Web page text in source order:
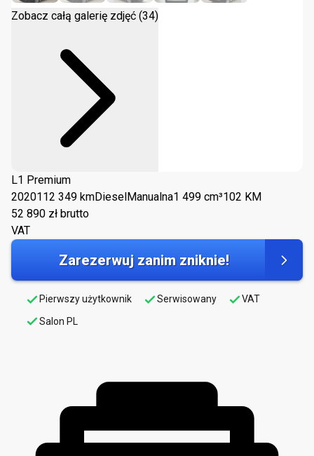
Zobacz całą galerię zdjęć (34)
L1 Premium
2020112 349 kmDiesel Manualna1 499 cm³102 KM
52 890 zł brutto
VAT
Zarezerwuj zanim zniknie!
Pierwszy użytkownik Serwisowany
VAT
Salon PL